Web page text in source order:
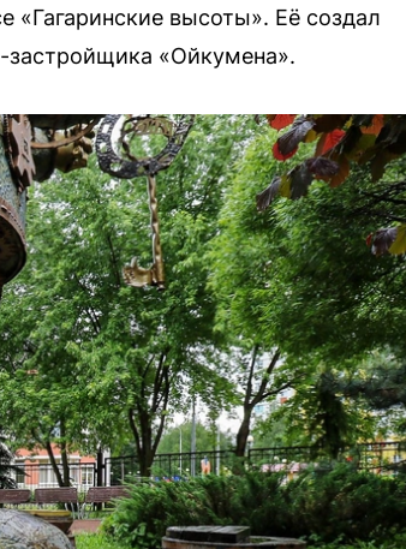
«Гагаринские высоты». Её создал
застройщика «Ойкумена».